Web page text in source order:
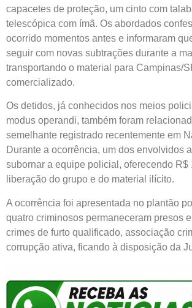
capacetes de proteção, um cinto com
telescópica com ímã. Os abordados
ocorrido momentos antes e informaram
seguir com novas subtrações durante a
transportando o material para Campinas/
comercializado.
Os detidos, já conhecidos nos meios
modus operandi, também foram
semelhante registrado recentemente em
Durante a ocorrência, um dos envolvidos
subornar a equipe policial, oferecendo R$
liberação do grupo e do material ilícito.
A ocorrência foi apresentada no plantão
quatro criminosos permaneceram presos
crimes de furto qualificado, associação
corrupção ativa, ficando à disposição da